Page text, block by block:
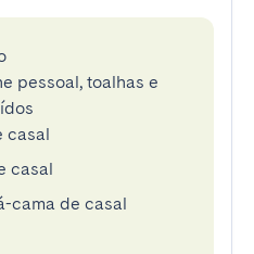
pessoal, toalhas e
casal
casal
cama de casal